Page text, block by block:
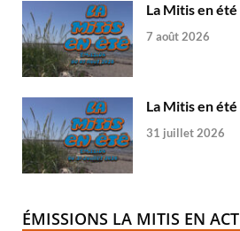
La Mitis en
7 août 2026
La Mitis en
31 juillet 2026
ÉMISSIONS LA MITIS EN